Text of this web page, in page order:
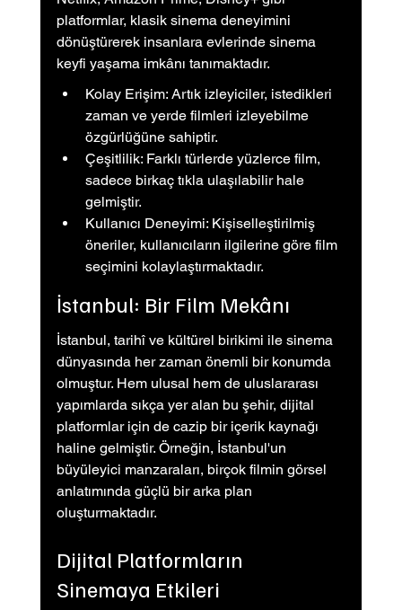
platformlar, klasik sinema deneyimini
dönüştürerek insanlara evlerinde sinema
keyfi yaşama imkânı tanımaktadır.
Kolay Erişim: Artık izleyiciler, istedikleri
zaman ve yerde filmleri izleyebilme
özgürlüğüne sahiptir.
Çeşitlilik: Farklı türlerde yüzlerce film,
sadece birkaç tıkla ulaşılabilir hale
gelmiştir.
Kullanıcı Deneyimi: Kişiselleştirilmiş
öneriler, kullanıcıların ilgilerine göre film
seçimini kolaylaştırmaktadır.
İstanbul: Bir Film Mekânı
İstanbul, tarihî ve kültürel birikimi ile sinema
dünyasında her zaman önemli bir konumda
olmuştur. Hem ulusal hem de uluslararası
yapımlarda sıkça yer alan bu şehir, dijital
platformlar için de cazip bir içerik kaynağı
haline gelmiştir. Örneğin, İstanbul'un
büyüleyici manzaraları, birçok filmin görsel
anlatımında güçlü bir arka plan
oluşturmaktadır.
Dijital Platformların
Sinemaya Etkileri